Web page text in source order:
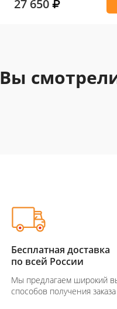
27 650
Вы
Бесплатная доставка
по всей России
Мы предлагаем широкий
способов получения заказа